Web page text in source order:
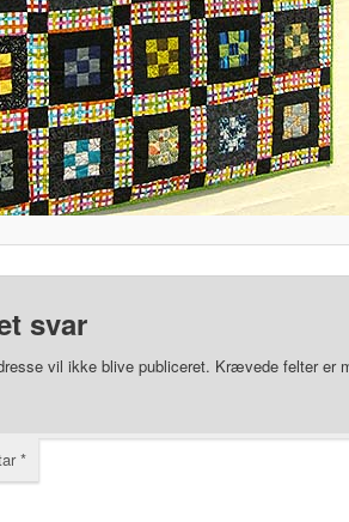
svar
vil ikke blive publiceret. Krævede felter er
*